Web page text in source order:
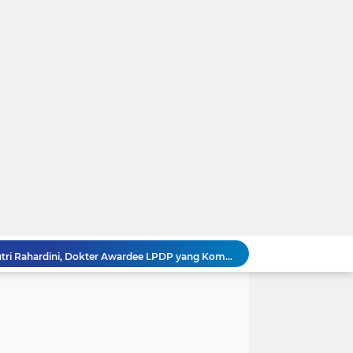
Kronologi Lengkap Pasien BPJS Diserbu Komentar Sadis Dokter dan Nakes usai Mengeluh Sulit Rawat Inap